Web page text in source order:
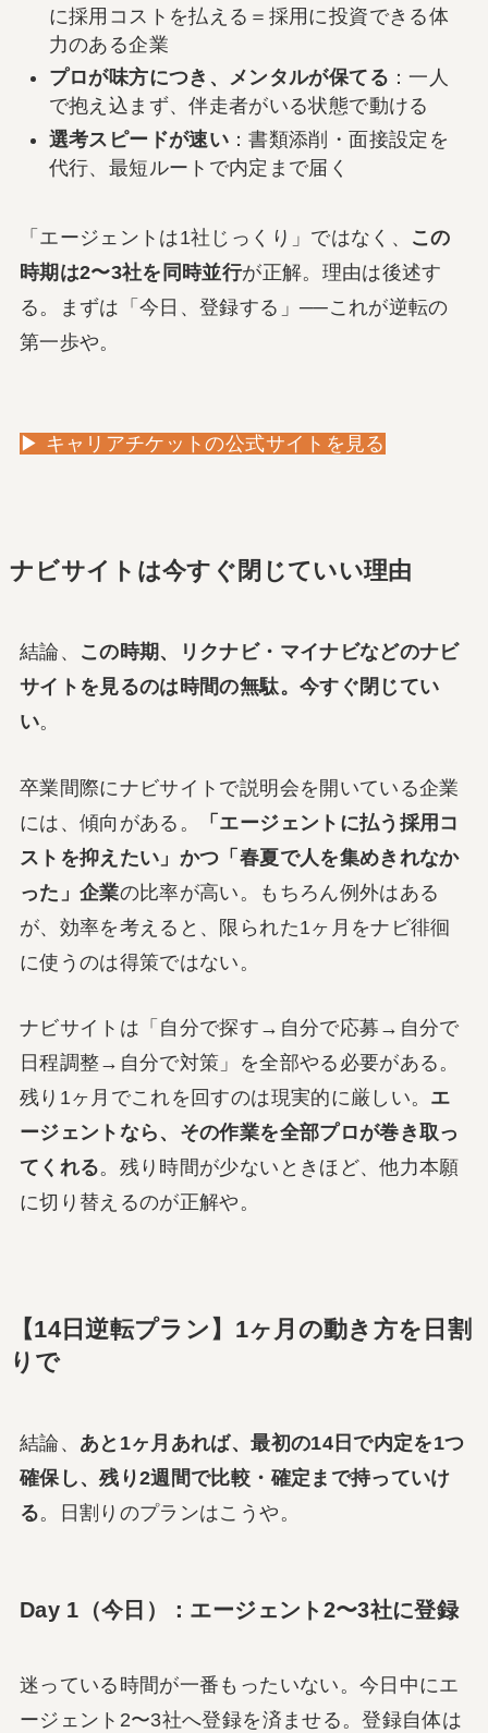
に採用コストを払える＝採用に投資できる体
力のある企業
プロが味方につき、メンタルが保てる ：一人
で抱え込まず、伴走者がいる状態で動ける
選考スピードが速い ：書類添削・面接設定を
代行、最短ルートで内定まで届く
「エージェントは1社じっくり」ではなく、 この
時期は2〜3社を同時並行が正解。理由は後述す
る。まずは「今日、登録する」──これが逆転の
第一歩や。
▶ キャリアチケットの公式サイトを見る
ナビサイトは今すぐ閉じていい理由
結論、
この時期、リクナビ・マイナビなどのナビ
サイトを見るのは時間の無駄。今すぐ閉じてい
い。
卒業間際にナビサイトで説明会を開いている企業
には、傾向がある。
「エージェントに払う採用コ
ストを抑えたい」かつ「春夏で人を集めきれなか
った」企業の比率が高い。もちろん例外はある
が、効率を考えると、限られた1ヶ月をナビ徘徊
に使うのは得策ではない。
ナビサイトは「自分で探す→自分で応募→自分で
日程調整→自分で対策」を全部やる必要がある。
残り1ヶ月でこれを回すのは現実的に厳しい。 エ
ージェントなら、その作業を全部プロが巻き取っ
てくれる。残り時間が少ないときほど、他力本願
に切り替えるのが正解や。
【14日逆転プラン】1ヶ月の動き方を日割
りで
結論、 あと1ヶ月あれば、最初の14日で内定を1つ
確保し、残り2週間で比較・確定まで持っていけ
る。日割りのプランはこうや。
Day 1（今日）：エージェント2〜3社に登録
迷っている時間が一番もったいない。今日中にエ
ージェント2〜3社へ登録を済ませる。登録自体は